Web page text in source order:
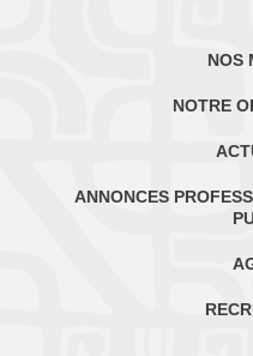
NOS
NOTRE
ANNONCES